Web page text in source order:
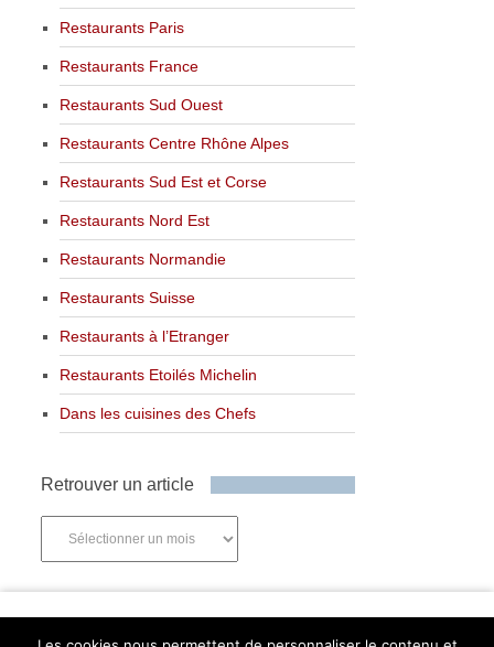
Restaurants Paris
Restaurants France
Restaurants Sud Ouest
Restaurants Centre Rhône Alpes
Restaurants Sud Est et Corse
Restaurants Nord Est
Restaurants Normandie
Restaurants Suisse
Restaurants à l’Etranger
Restaurants Etoilés Michelin
Dans les cuisines des Chefs
Retrouver un article